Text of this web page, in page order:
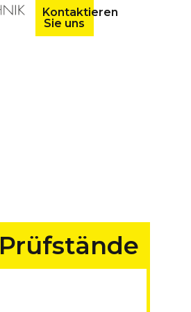
Kontaktieren
Sie uns
Prüfstände